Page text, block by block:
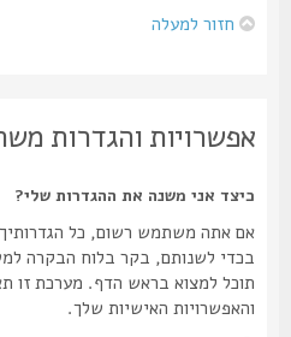
חזור למעלה
אפשרויות והגדרות
כיצד אני משנה את ההגדרות שלי?
אם אתה משתמש רשום, כל הגדרותיך
בכדי לשנותם, בקר בלוח הבקרה
תוכל למצוא בראש הדף. מערכת זו
והאפשרויות האישיות שלך.